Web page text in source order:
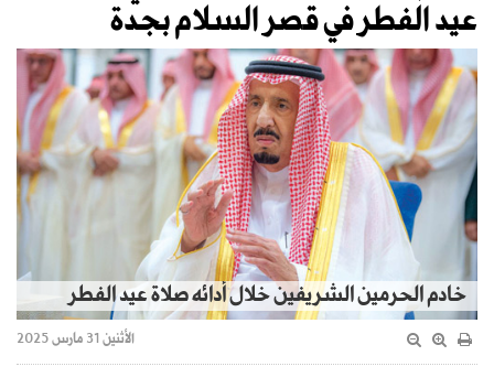
عيد الفطر في قصر السلام بجدة
خادم الحرمين الشريفين خلال أدائه صلاة عيد الفطر
الأثنين 31 مارس 2025